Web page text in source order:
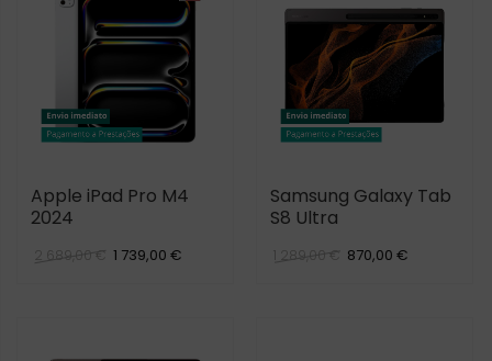
Apple iPad Pro M4
2024
2 689,00 € 1 739,00 €
Samsung Galaxy Tab
S8 Ultra
1 289,00 € 870,00 €